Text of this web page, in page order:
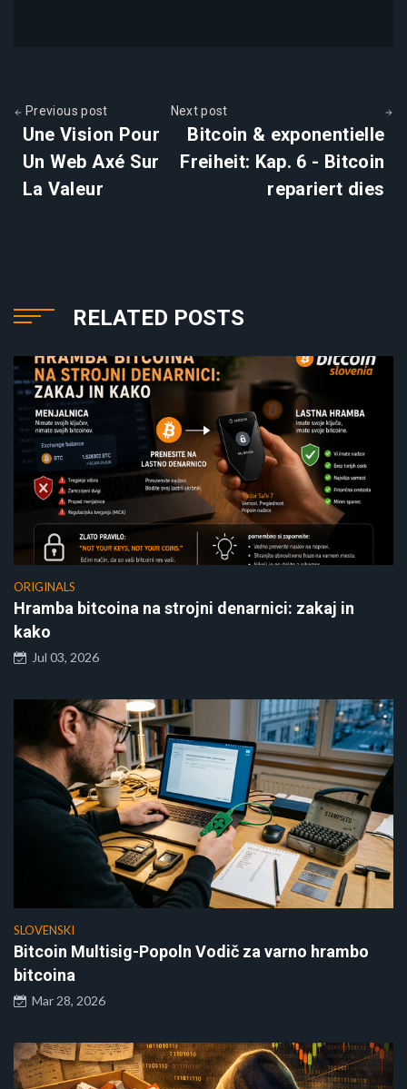
Previous post
Une Vision Pour
Un Web Axé Sur
La Valeur
Next post
Bitcoin & exponentielle
Freiheit: Kap. 6 - Bitcoin
repariert dies
RELATED POSTS
ORIGINALS
Hramba bitcoina na strojni denarnici: zakaj in
kako
Jul 03, 2026
SLOVENSKI
Bitcoin Multisig-Popoln Vodič za varno hrambo
bitcoina
Mar 28, 2026